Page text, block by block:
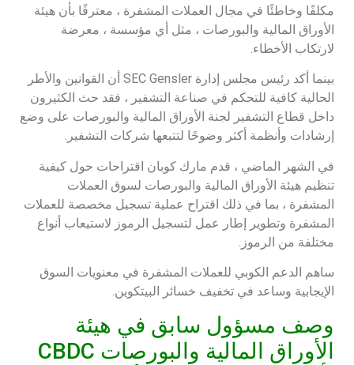
مكلفًا وخاطئًا في مجال العملات المشفرة ، معترفًا بأن هيئة
الأوراق المالية والبورصات ، مثل أي مؤسسة ، معرضة
لارتكاب الأخطاء.
بينما أكد رئيس مجلس إدارة SEC Gensler أن القوانين والأطر
الحالية كافية للتحكم في صناعة التشفير ، فقد حث الكثيرون
داخل قطاع التشفير لجنة الأوراق المالية والبورصات على وضع
إرشادات وأنظمة أكثر وضوحًا لتتبعها شركات التشفير.
في الشهر الماضي ، قدم مارك كوبان اقتراحات حول كيفية
تنظيم هيئة الأوراق المالية والبورصات لسوق العملات
المشفرة ، بما في ذلك اقتراح عملية تسجيل مخصصة للعملات
المشفرة وتطوير إطار عمل لتسجيل الرموز لاستيعاب أنواع
مختلفة من الرموز.
ساهم الدعم الكوبي للعملات المشفرة في معنويات السوق
الإيجابية وساعد في تخفيف خسائر البيتكوين.
وصف مسؤول سابق في هيئة
الأوراق المالية والبورصات CBDC